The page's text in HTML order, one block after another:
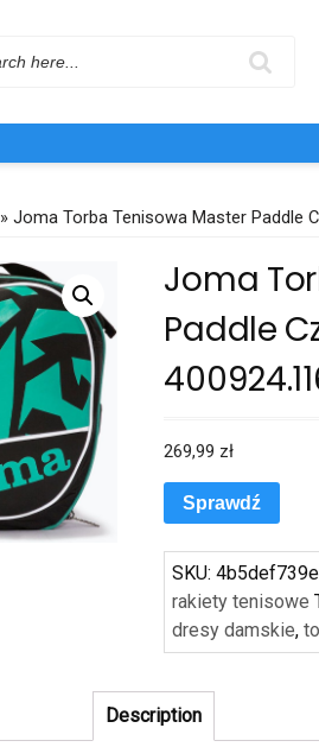
» Joma Torba Tenisowa Master Paddle
Joma
Paddle
269,99 zł
Sprawdź
SKU:
rakiety tenisowe
dresy damskie,
Description